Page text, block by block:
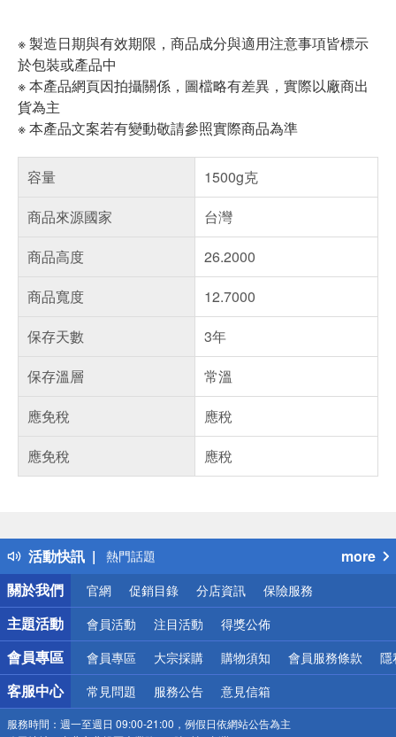
※ 製造日期與有效期限，商品成分與適用注意事項皆標示
於包裝或產品中
※ 本產品網頁因拍攝關係，圖檔略有差異，實際以廠商出
貨為主
※ 本產品文案若有變動敬請參照實際商品為準
容量
1500g克
商品來源國家
台灣
商品高度
26.2000
商品寬度
12.7000
保存天數
3年
保存溫層
常溫
應免稅
應稅
應免稅
應稅
活動快訊
得獎公告
熱門話題
銀行優惠
偏遠地區配送
詐騙網頁！請小心！
more
關於我們
官網 促銷目錄 分店資訊 保險服務
主題活動 會員活動 注目活動 得獎公佈
會員專區 會員專區 大宗採購 購物須知 會員服務條款 隱
客服中心 常見問題 服務公告 意見信箱
服務時間： 週一至週日 09:00-21:00，例假日依網站公告為主